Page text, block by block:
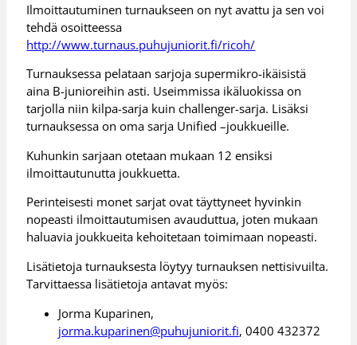
Ilmoittautuminen turnaukseen on nyt avattu ja sen voi
tehdä osoitteessa
http://www.turnaus.puhujuniorit.fi/ricoh/
Turnauksessa pelataan sarjoja supermikro-ikäisistä
aina B-junioreihin asti. Useimmissa ikäluokissa on
tarjolla niin kilpa-sarja kuin challenger-sarja. Lisäksi
turnauksessa on oma sarja Unified –joukkueille.
Kuhunkin sarjaan otetaan mukaan 12 ensiksi
ilmoittautunutta joukkuetta.
Perinteisesti monet sarjat ovat täyttyneet hyvinkin
nopeasti ilmoittautumisen avauduttua, joten mukaan
haluavia joukkueita kehoitetaan toimimaan nopeasti.
Lisätietoja turnauksesta löytyy turnauksen nettisivuilta.
Tarvittaessa lisätietoja antavat myös:
Jorma Kuparinen,
jorma.kuparinen@puhujuniorit.fi, 0400 432372